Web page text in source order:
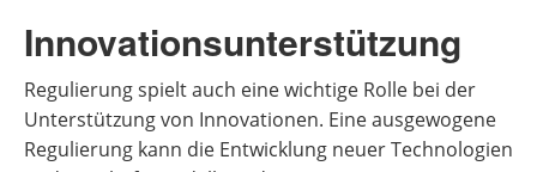
Innovationsunterstützung
Regulierung spielt auch eine wichtige Rolle bei der
Unterstützung von Innovationen. Eine ausgewogene
Regulierung kann die Entwicklung neuer Technologien